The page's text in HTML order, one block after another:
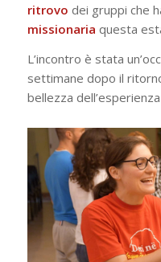
ritrovo dei gruppi che
missionaria questa
L’incontro è stata
settimane dopo il
bellezza